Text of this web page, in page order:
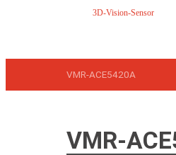
3D-Vision-Sensor
VMR-ACE5420A
VMR-